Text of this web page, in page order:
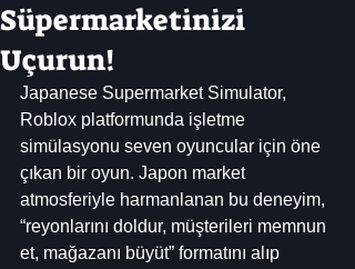
Süpermarketinizi
Uçurun!
Japanese Supermarket Simulator,
Roblox platformunda işletme
simülasyonu seven oyuncular için öne
çıkan bir oyun. Japon market
atmosferiyle harmanlanan bu deneyim,
“reyonlarını doldur, müşterileri memnun
et, mağazanı büyüt” formatını alıp